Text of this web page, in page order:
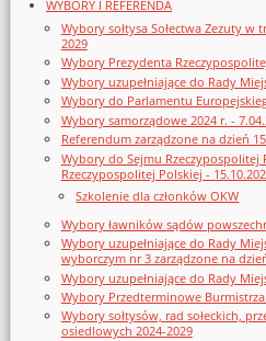
WYBORY I REFERENDA
Wybory sołtysa Sołectwa Zezuty w
2029
Wybory Prezydenta
Wybory uzupełniające do Rady
Wybory do Parlamentu
Wybory samorządowe 2024 r. -
Referendum zarządzone na dzień
Wybory do Sejmu Rzeczypospolitej
Rzeczypospolitej Polskiej -
Szkolenie dla członków OKW
Wybory ławników sądów
Wybory uzupełniające do Rady
wyborczym nr 3 zarządzone na
Wybory uzupełniające do Rady
Wybory Przedterminowe
Wybory sołtysów, rad sołeckich,
osiedlowych 2024-2029